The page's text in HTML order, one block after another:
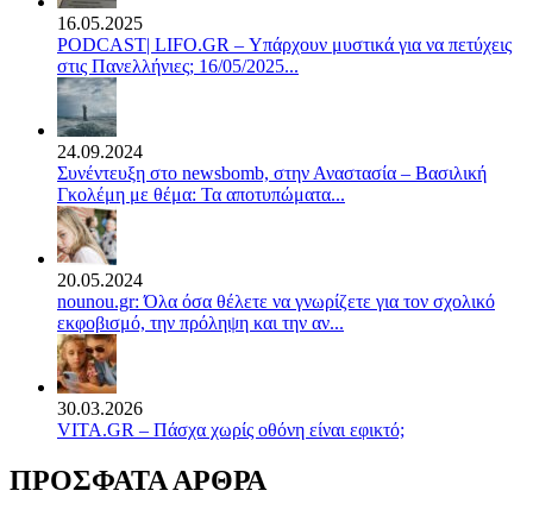
16.05.2025
PODCAST| LIFO.GR – Υπάρχουν μυστικά για να πετύχεις
στις Πανελλήνιες; 16/05/2025...
24.09.2024
Συνέντευξη στο newsbomb, στην Αναστασία – Βασιλική
Γκολέμη με θέμα: Τα αποτυπώματα...
20.05.2024
nounou.gr: Όλα όσα θέλετε να γνωρίζετε για τον σχολικό
εκφοβισμό, την πρόληψη και την αν...
30.03.2026
VITA.GR – Πάσχα χωρίς οθόνη είναι εφικτό;
ΠΡΟΣΦΑΤΑ ΑΡΘΡΑ